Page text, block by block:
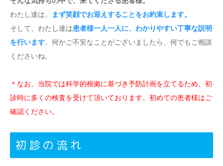
わたし達は、
まず笑顔でお迎えすることをお約束します。
そして、わたし達は患者様一人一人に、わかりやすい丁寧な説明
を行います。 何かご不安なことがございましたら、何でもご相談
くださいね。
＊なお、当院では科学的根拠に基づき予防計画を立てるため、初
診時に多くの検査を受けて頂いております。初めての患者様はご
確認ください。
初診の流れ